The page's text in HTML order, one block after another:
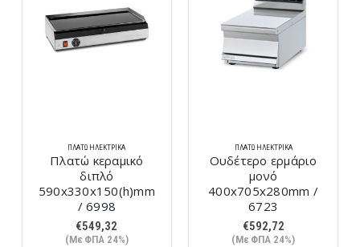
ΠΛΑΤΏ ΗΛΕΚΤΡΙΚΆ
Πλατώ κεραμικό
διπλό
590x330x150(h)mm
/ 6998
€549,32
(Με ΦΠΑ 24%)
ΠΛΑΤΏ ΗΛΕΚΤΡΙΚΆ
Ουδέτερο ερμάριο
μονό
400x705x280mm /
6723
€592,72
(Με ΦΠΑ 24%)